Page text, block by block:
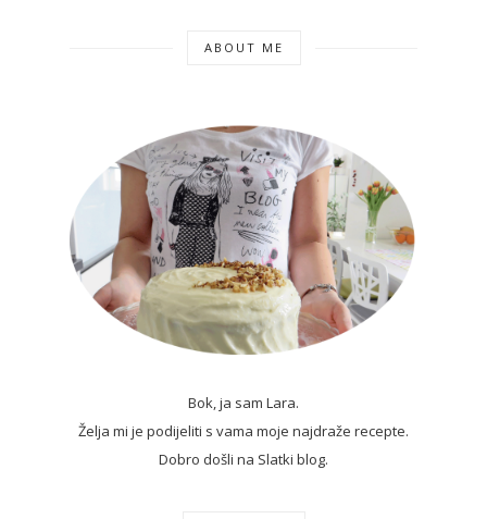
ABOUT ME
Bok, ja sam Lara.
Želja mi je podijeliti s vama moje najdraže recepte.
Dobro došli na Slatki blog.